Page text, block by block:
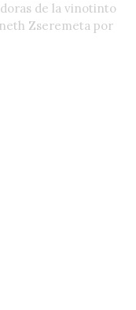
de la vinotinto
Zseremeta por